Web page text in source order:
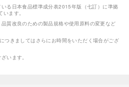
る日本食品標準成分表2015年版（七訂）に準拠
ます。
質改良のための製品規格や使用原料の変更など
つきましてはさらにお時間をいただく場合がござ
います。